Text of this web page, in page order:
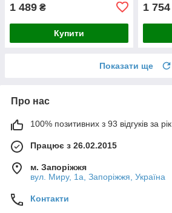
1 489 ₴
Купити
1 754
Показати ще
Про нас
100% позитивних з 93 відгуків за рік
Працює з 26.02.2015
м. Запоріжжя
вул. Миру, 1а, Запоріжжя, Україна
Контакти